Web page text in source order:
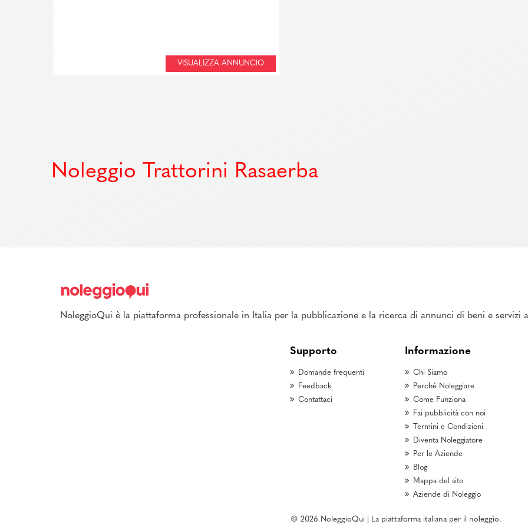
VISUALIZZA ANNUNCIO
Noleggio Trattorini Rasaerba
NoleggioQui è la piattaforma professionale in Italia per la pubblicazione e la ricerca di annunci di beni e servizi
Supporto
Domande frequenti
Feedback
Contattaci
Informazione
Chi Siamo
Perché Noleggiare
Come Funziona
Fai pubblicità con noi
Termini e Condizioni
Diventa Noleggiatore
Per le Aziende
Blog
Mappa del sito
Aziende di Noleggio
© 2026 NoleggioQui | La piattaforma italiana per il noleggio.